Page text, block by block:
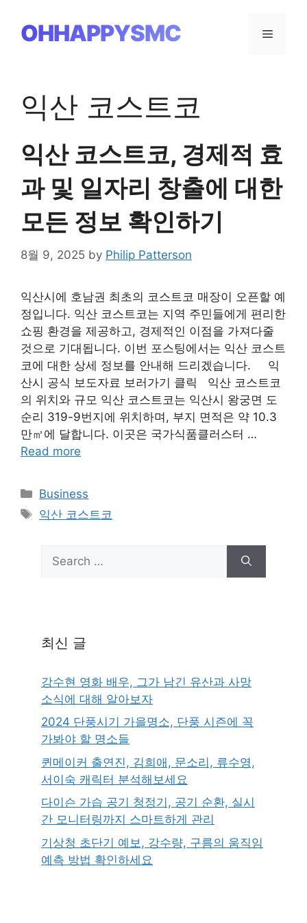
contentOHHAPPYSMC Menu
익산 코스트코
익산 코스트코, 경제적 효
과 및 일자리 창출에 대한
모든 정보 확인하기
8월 9, 2025 by Philip Patterson
익산시에 호남권 최초의 코스트코 매장이 오픈할 예
정입니다. 익산 코스트코는 지역 주민들에게 편리한
쇼핑 환경을 제공하고, 경제적인 이점을 가져다줄
것으로 기대됩니다. 이번 포스팅에서는 익산 코스트
코에 대한 상세 정보를 안내해 드리겠습니다. 익
산시 공식 보도자료 보러가기 클릭 익산 코스트코
의 위치와 규모 익산 코스트코는 익산시 왕궁면 도
순리 319-9번지에 위치하며, 부지 면적은 약 10.3
만㎡에 달합니다. 이곳은 국가식품클러스터 …
Read more
Categories
Business
Tags
익산 코스트코
for:
최신 글
강수현 영화 배우, 그가 남긴 유산과 사망
소식에 대해 알아보자
2024 단풍시기 가을명소, 단풍 시즌에 꼭
가봐야 할 명소들
퀸메이커 출연진, 김희애, 문소리, 류수영,
서이숙 캐릭터 분석해보세요
다이슨 가습 공기 청정기, 공기 순환, 실시
간 모니터링까지 스마트하게 관리
기상청 초단기 예보, 강수량, 구름의 움직임
예측 방법 확인하세요